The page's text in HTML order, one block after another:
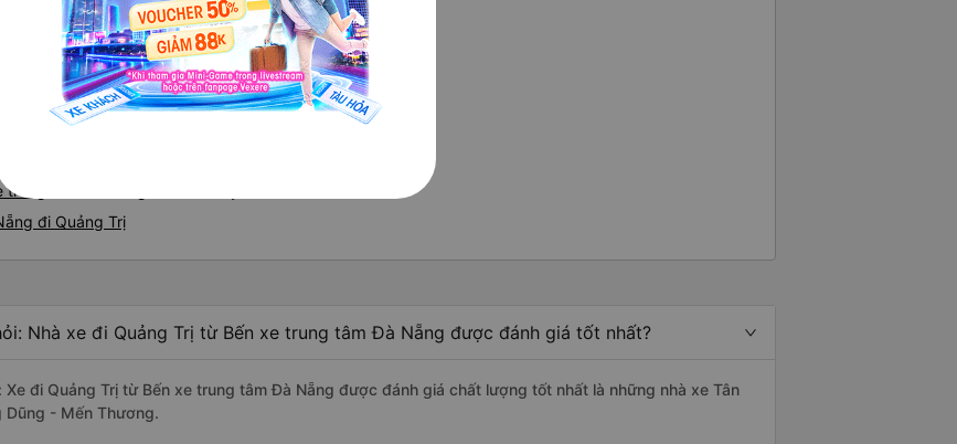
xe trung tâm Đà Nẵng
Bến xe trung tâm Đà Nẵng Quảng Trị
- Quảng Trị
đường Bến xe trung tâm Đà Nẵng đi Quảng Trị
Đà Nẵng - Quảng Trị
tâm Đà Nẵng nhanh và uy tín nhất
đi Quảng Trị
Nhà xe đi Quảng Trị từ Bến xe trung tâm Đà Nẵng được đánh giá tốt nhất?
Xe đi Quảng Trị từ Bến xe trung tâm Đà Nẵng được đánh giá chất lượng tốt nhất là những nhà xe Tân
Dũng - Mến Thương.